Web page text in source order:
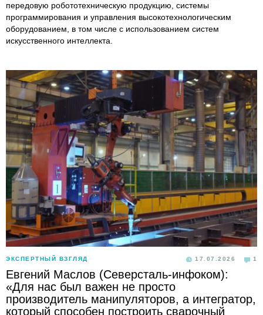
передовую робототехническую продукцию, системы
программирования и управления высокотехнологическим
оборудованием, в том числе с использованием систем
искусственного интеллекта.
ЭКСПЕРТНЫЙ ВЗГЛЯД 17.07.2026 1
Евгений Маслов (Северсталь-инфоком):
«Для нас был важен не просто
производитель манипуляторов, а интегратор,
который способен построить сварочный